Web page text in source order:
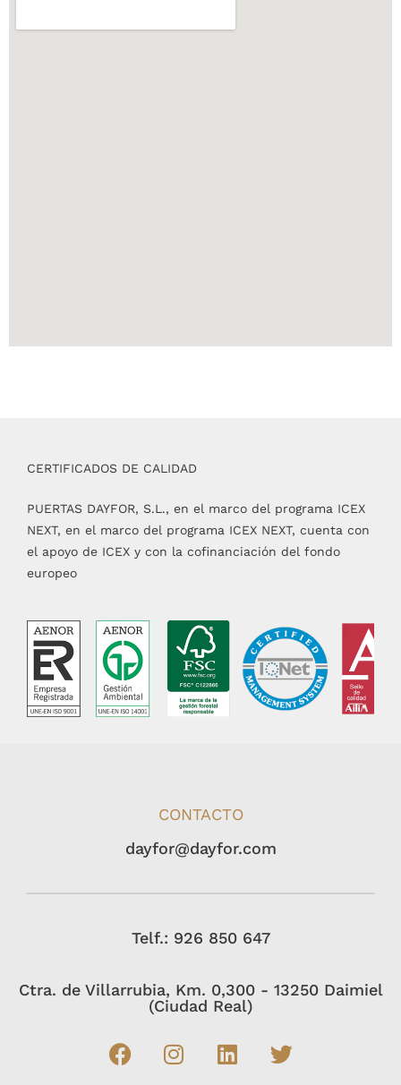
CERTIFICADOS DE CALIDAD
PUERTAS DAYFOR, S.L., en el marco del programa ICEX
NEXT, en el marco del programa ICEX NEXT, cuenta con
el apoyo de ICEX y con la cofinanciación del fondo
europeo
CONTACTO
dayfor@dayfor.com
Telf.: 926 850 647
Ctra. de Villarrubia, Km. 0,300 - 13250 Daimiel
(Ciudad Real)